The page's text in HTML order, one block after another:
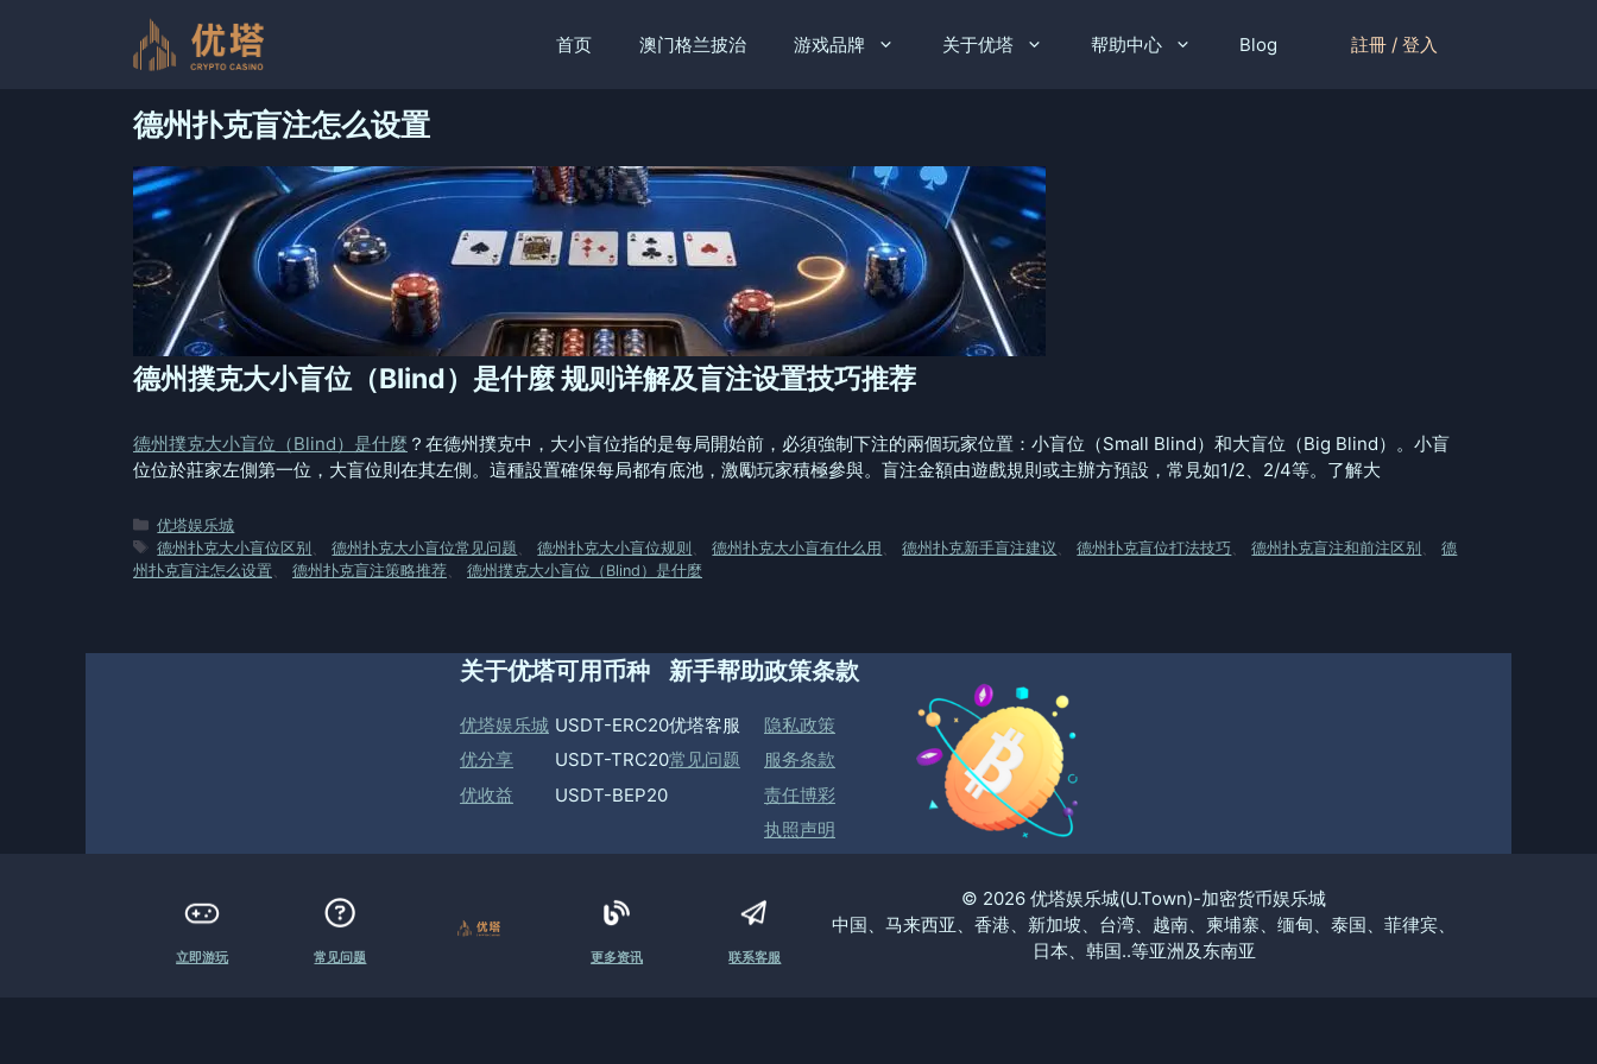
首页 澳门格兰披治 游戏品牌 关于优塔 帮助中心 Blog 註冊 / 登入
德州扑克盲注怎么设置
德州撲克大小盲位（Blind）是什麼 规则详解及盲注设置技巧推荐
德州撲克大小盲位（Blind）是什麼 ？在德州撲克中，大小盲位指的是每局開始前，必須強制下注的兩個玩家位置：小盲位（Small Blind）和大盲位（Big Blind）。小盲
位位於莊家左側第一位，大盲位則在其左側。這種設置確保每局都有底池，激勵玩家積極參與。盲注金額由遊戲規則或主辦方預設，常見如1/2、2/4等。了解大
分
类
优塔娱乐城
标
签
德州扑克大小盲位区别 、德州扑克大小盲位常见问题 、德州扑克大小盲位规则 、德州扑克大小盲有什么用 、德州扑克新手盲注建议 、德州扑克盲位打法技巧 、德州扑克盲注和前注区别 、德
州扑克盲注怎么设置
德州扑克盲注策略推荐 德州撲克大小盲位（Blind）是什麼
关于优塔
优塔娱乐城
优分享
优收益
可用币种
USDT-ERC20
USDT-TRC20
USDT-BEP20
新手帮助
优塔客服
常见问题
政策条款
隐私政策
服务条款
责任博彩
执照声明
立即游玩 常见问题 更多资讯 联系客服
© 2026 优塔娱乐城(U.Town)-加密货币娱乐城
中国、马来西亚、香港、新加坡、台湾、越南、柬埔寨、缅甸、泰国、菲律宾、
日本、韩国..等亚洲及东南亚